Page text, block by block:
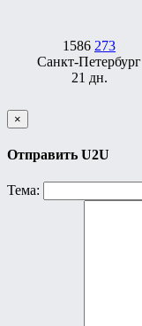
1586 273
Санкт-Петербург
21 дн.
×
Отправить U2U
Тема: